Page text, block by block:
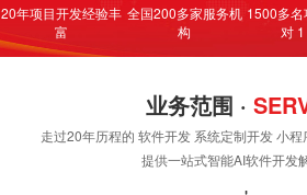
20年项目开发经验丰
富
全国200多家服务机
构
1500多名
对
业务范围 ·
走过20年历程的 软件开发 系统定制开发 小
提供一站式智能AI软件开发